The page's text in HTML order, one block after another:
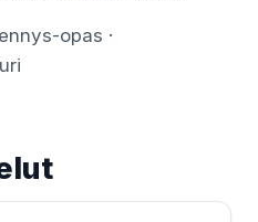
opas ·